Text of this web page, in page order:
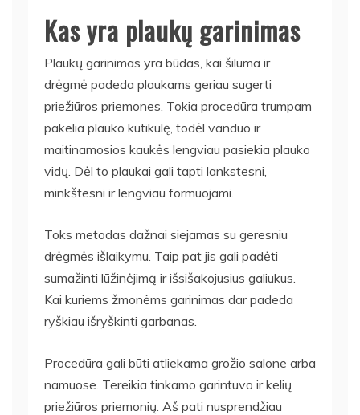
Kas yra plaukų garinimas
Plaukų garinimas yra būdas, kai šiluma ir
drėgmė padeda plaukams geriau sugerti
priežiūros priemones. Tokia procedūra trumpam
pakelia plauko kutikulę, todėl vanduo ir
maitinamosios kaukės lengviau pasiekia plauko
vidų. Dėl to plaukai gali tapti lankstesni,
minkštesni ir lengviau formuojami.
Toks metodas dažnai siejamas su geresniu
drėgmės išlaikymu. Taip pat jis gali padėti
sumažinti lūžinėjimą ir išsišakojusius galiukus.
Kai kuriems žmonėms garinimas dar padeda
ryškiau išryškinti garbanas.
Procedūra gali būti atliekama grožio salone arba
namuose. Tereikia tinkamo garintuvo ir kelių
priežiūros priemonių. Aš pati nusprendžiau